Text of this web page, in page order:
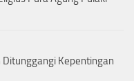
Ditunggangi Kepentingan